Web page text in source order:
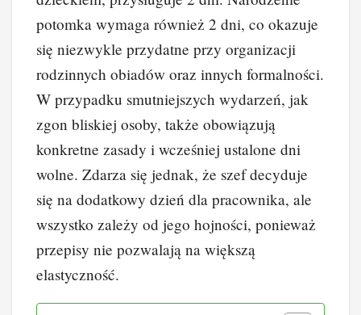
potomka wymaga również 2 dni, co okazuje
się niezwykle przydatne przy organizacji
rodzinnych obiadów oraz innych formalności.
W przypadku smutniejszych wydarzeń, jak
zgon bliskiej osoby, także obowiązują
konkretne zasady i wcześniej ustalone dni
wolne. Zdarza się jednak, że szef decyduje
się na dodatkowy dzień dla pracownika, ale
wszystko zależy od jego hojności, ponieważ
przepisy nie pozwalają na większą
elastyczność.